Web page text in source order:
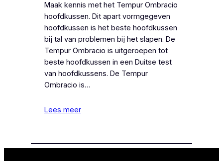
Maak kennis met het Tempur Ombracio
hoofdkussen. Dit apart vormgegeven
hoofdkussen is het beste hoofdkussen
bij tal van problemen bij het slapen. De
Tempur Ombracio is uitgeroepen tot
beste hoofdkussen in een Duitse test
van hoofdkussens. De Tempur
Ombracio is…
Lees meer